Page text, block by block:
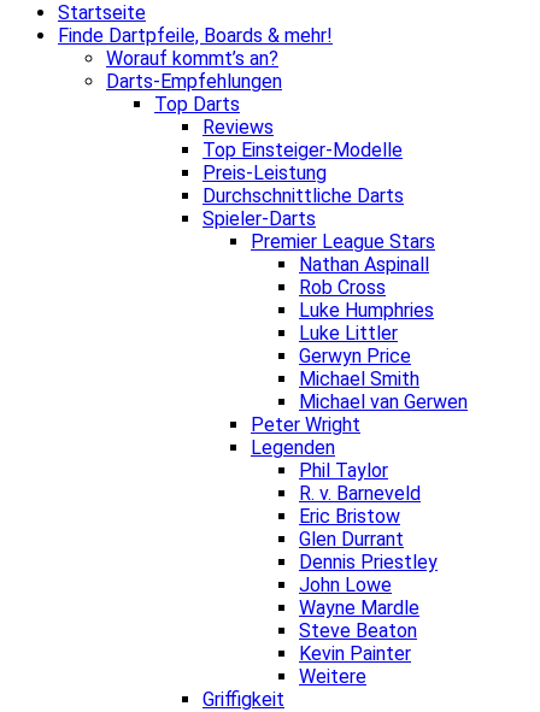
Startseite
Finde Dartpfeile, Boards & mehr!
Worauf kommt’s an?
Darts-Empfehlungen
Top Darts
Reviews
Top Einsteiger-Modelle
Preis-Leistung
Durchschnittliche Darts
Spieler-Darts
Premier League Stars
Nathan Aspinall
Rob Cross
Luke Humphries
Luke Littler
Gerwyn Price
Michael Smith
Michael van Gerwen
Peter Wright
Legenden
Phil Taylor
R. v. Barneveld
Eric Bristow
Glen Durrant
Dennis Priestley
John Lowe
Wayne Mardle
Steve Beaton
Kevin Painter
Weitere
Griffigkeit